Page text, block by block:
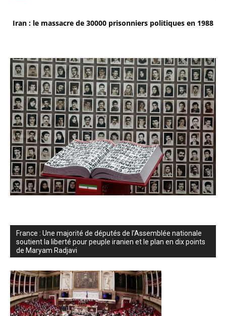
Iran : le massacre de 30000 prisonniers politiques en 1988
France : Une majorité de députés de l’Assemblée nationale
soutient la liberté pour peuple iranien et le plan en dix points
de Maryam Radjavi